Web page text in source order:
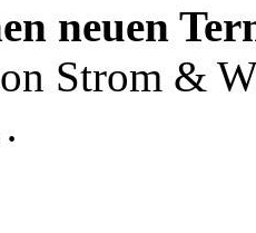
neuen
Strom &